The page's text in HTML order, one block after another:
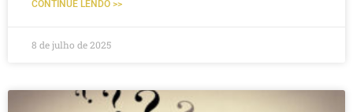
CONTINUE LENDO >>
8 de julho de 2025